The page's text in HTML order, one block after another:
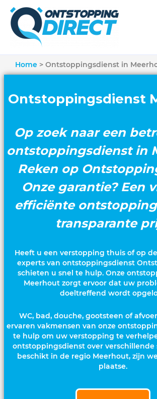
Home Ontstoppingsdienst in
Ontstoppingsdienst
Op zoek naar een
ontstoppingsdienst in
Reken op
Onze garantie? Een
efficiënte
transparante
Heeft u een verstopping thuis of op
experts van ontstoppingsdienst
schieten u snel te hulp. Onze
Meerhout zorgt ervoor dat uw
doeltreffend wordt
WC, bad, douche, gootsteen of
ervaren vakmensen van onze
te hulp om uw verstopping te
ontstoppingsdienst over verschillende
beschikt in de regio Meerhout, zijn
plaatse.